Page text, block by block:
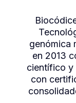
genómica
en 2013
científico y
con